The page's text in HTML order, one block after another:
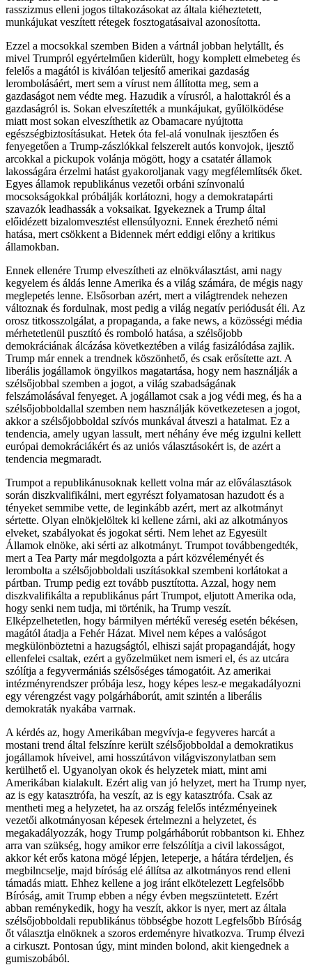
rasszizmus elleni jogos tiltakozásokat az általa kiéheztetett,
munkájukat veszített rétegek fosztogatásaival azonosította.
Ezzel a mocsokkal szemben Biden a vártnál jobban helytállt, és
mivel Trumpról egyértelműen kiderült, hogy komplett elmebeteg és
felelős a magától is kiválóan teljesítő amerikai gazdaság
lerombolásáért, mert sem a vírust nem állította meg, sem a
gazdaságot nem védte meg. Hazudik a vírusról, a halottakról és a
gazdaságról is. Sokan elveszítették a munkájukat, gyűlölködése
miatt most sokan elveszíthetik az Obamacare nyújtotta
egészségbiztosításukat. Hetek óta fel-alá vonulnak ijesztően és
fenyegetően a Trump-zászlókkal felszerelt autós konvojok, ijesztő
arcokkal a pickupok volánja mögött, hogy a csatatér államok
lakosságára érzelmi hatást gyakoroljanak vagy megfélemlítsék őket.
Egyes államok republikánus vezetői orbáni színvonalú
mocsokságokkal próbálják korlátozni, hogy a demokratapárti
szavazók leadhassák a voksaikat. Igyekeznek a Trump által
előidézett bizalomvesztést ellensúlyozni. Ennek érezhető némi
hatása, mert csökkent a Bidennek mért eddigi előny a kritikus
államokban.
Ennek ellenére Trump elveszítheti az elnökválasztást, ami nagy
kegyelem és áldás lenne Amerika és a világ számára, de mégis nagy
meglepetés lenne. Elsősorban azért, mert a világtrendek nehezen
változnak és fordulnak, most pedig a világ negatív periódusát éli. Az
orosz titkosszolgálat, a propaganda, a fake news, a közösségi média
mérhetetlenül pusztító és romboló hatása, a szélsőjobb
demokráciának álcázása következtében a világ fasizálódása zajlik.
Trump már ennek a trendnek köszönhető, és csak erősítette azt. A
liberális jogállamok öngyilkos magatartása, hogy nem használják a
szélsőjobbal szemben a jogot, a világ szabadságának
felszámolásával fenyeget. A jogállamot csak a jog védi meg, és ha a
szélsőjobboldallal szemben nem használják következetesen a jogot,
akkor a szélsőjobboldal szívós munkával átveszi a hatalmat. Ez a
tendencia, amely ugyan lassult, mert néhány éve még izgulni kellett
európai demokráciákért és az uniós választásokért is, de azért a
tendencia megmaradt.
Trumpot a republikánusoknak kellett volna már az előválasztások
során diszkvalifikálni, mert egyrészt folyamatosan hazudott és a
tényeket semmibe vette, de leginkább azért, mert az alkotmányt
sértette. Olyan elnökjelöltek ki kellene zárni, aki az alkotmányos
elveket, szabályokat és jogokat sérti. Nem lehet az Egyesült
Államok elnöke, aki sérti az alkotmányt. Trumpot továbbengedték,
mert a Tea Party már megdolgozta a párt közvéleményét és
lerombolta a szélsőjobboldali uszításokkal szembeni korlátokat a
pártban. Trump pedig ezt tovább pusztította. Azzal, hogy nem
diszkvalifikálta a republikánus párt Trumpot, eljutott Amerika oda,
hogy senki nem tudja, mi történik, ha Trump veszít.
Elképzelhetetlen, hogy bármilyen mértékű vereség esetén békésen,
magától átadja a Fehér Házat. Mivel nem képes a valóságot
megkülönböztetni a hazugságtól, elhiszi saját propagandáját, hogy
ellenfelei csaltak, ezért a győzelmüket nem ismeri el, és az utcára
szólítja a fegyvermániás szélsőséges támogatóit. Az amerikai
intézményrendszer próbája lesz, hogy képes lesz-e megakadályozni
egy vérengzést vagy polgárháborút, amit szintén a liberális
demokraták nyakába varrnak.
A kérdés az, hogy Amerikában megvívja-e fegyveres harcát a
mostani trend által felszínre került szélsőjobboldal a demokratikus
jogállamok híveivel, ami hosszútávon világviszonylatban sem
kerülhető el. Ugyanolyan okok és helyzetek miatt, mint ami
Amerikában kialakult. Ezért alig van jó helyzet, mert ha Trump nyer,
az is egy katasztrófa, ha veszít, az is egy katasztrófa. Csak az
mentheti meg a helyzetet, ha az ország felelős intézményeinek
vezetői alkotmányosan képesek értelmezni a helyzetet, és
megakadályozzák, hogy Trump polgárháborút robbantson ki. Ehhez
arra van szükség, hogy amikor erre felszólítja a civil lakosságot,
akkor két erős katona mögé lépjen, leteperje, a hátára térdeljen, és
megbilncselje, majd bíróság elé állítsa az alkotmányos rend elleni
támadás miatt. Ehhez kellene a jog iránt elkötelezett Legfelsőbb
Bíróság, amit Trump ebben a négy évben megszüntetett. Ezért
abban reménykedik, hogy ha veszít, akkor is nyer, mert az általa
szélsőjobboldali republikánus többségbe hozott Legfelsőbb Bíróság
őt választja elnöknek a szoros erdeményre hivatkozva. Trump élvezi
a cirkuszt. Pontosan úgy, mint minden bolond, akit kiengednek a
gumiszobából.